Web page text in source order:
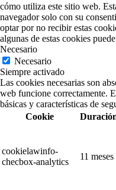
cómo utiliza este sitio web.
navegador solo con su
optar por no recibir estas
algunas de estas cookies
Necesario
Necesario
Siempre activado
Las cookies necesarias son
web funcione correctamente.
básicas y características de
Cookie
cookielawinfo-
checbox-analytics
11 meses